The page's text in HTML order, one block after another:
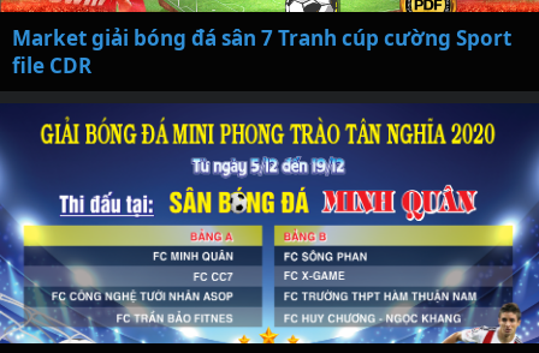
Market giải bóng đá sân 7 Tranh cúp cường Sport
file CDR